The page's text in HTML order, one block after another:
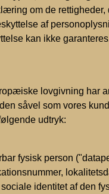
om de
af
kan ikke
lovgivning har
såvel som vores
udtryk:
fysisk person
identitet af den